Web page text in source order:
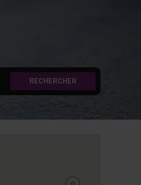
RECHERCHER